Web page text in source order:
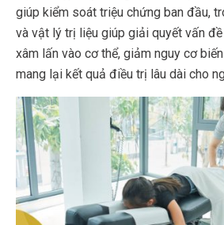
giúp kiểm soát triệu chứng ban đầu,
và vật lý trị liệu giúp giải quyết vấn
xâm lấn vào cơ thể, giảm nguy cơ
mang lại kết quả điều trị lâu dài cho